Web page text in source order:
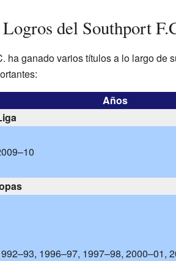
del Southport
ha ganado varios títulos a lo largo de
Años
1996–97, 1997–98, 2000–01,